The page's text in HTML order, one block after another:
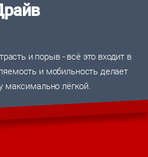
и порыв - всё это входит в
и мобильность делает
максимально лёгкой.